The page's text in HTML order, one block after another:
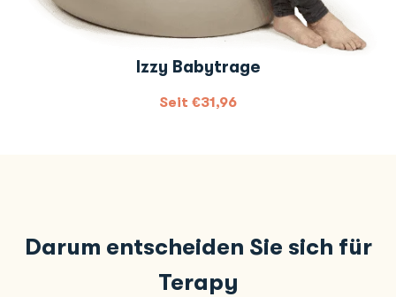
Izzy Babytrage
Seit €31,96
Darum entscheiden Sie sich für
Terapy